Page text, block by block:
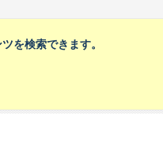
を検索できます。